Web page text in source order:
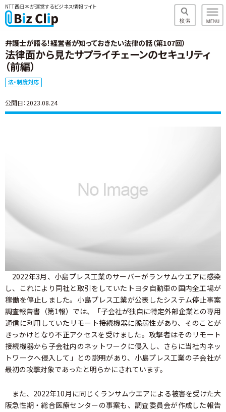
NTT西日本が運営するビジネス情報サイト
弁護士が語る！経営者が知っておきたい法律の話（第107回）
法律面から見たサプライチェーンのセキュリティ
（前編）
法・制度対応
公開日：2023.08.24
2022年3月、小島プレス工業のサーバーがランサムウエアに感染
し、これにより同社と取引をしていたトヨタ自動車の国内全工場が
稼働を停止しました。小島プレス工業が公表したシステム停止事案
調査報告書（第1報）では、「子会社が独自に特定外部企業との専用
通信に利用していたリモート接続機器に脆弱性があり、そのことが
きっかけとなり不正アクセスを受けました。攻撃者はそのリモート
接続機器から子会社内のネットワークに侵入し、さらに当社内ネッ
トワークへ侵入して」との説明があり、小島プレス工業の子会社が
最初の攻撃対象であったと明らかにされています。
また、2022年10月に同じくランサムウエアによる被害を受けた大
阪急性期・総合医療センターの事案も、調査委員会が作成した報告